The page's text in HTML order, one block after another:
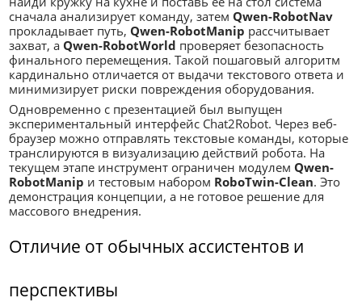
сначала анализирует команду, затемQwen-RobotNav
прокладывает путь,Qwen-RobotManip рассчитывает
захват, аQwen-RobotWorld проверяет безопасность
финального перемещения. Такой пошаговый алгоритм
кардинально отличается от выдачи текстового ответа и
минимизирует риски повреждения оборудования.
Одновременно с презентацией был выпущен
экспериментальный интерфейс Chat2Robot. Через веб-
браузер можно отправлять текстовые команды, которые
транслируются в визуализацию действий робота. На
текущем этапе инструмент ограничен модулемQwen-
RobotManip и тестовым набором RoboTwin-Clean. Это
демонстрация концепции, а не готовое решение для
массового внедрения.
Отличие от обычных ассистентов и
перспективы